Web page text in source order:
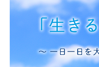
採用情報
募集要項（営業）